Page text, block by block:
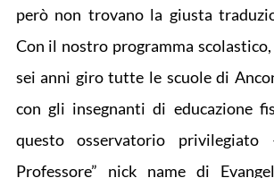
però non trovano la giusta
Con il nostro programma
sei anni giro tutte le scuole di
con gli insegnanti di educazione
questo osservatorio
Professore” nick name di